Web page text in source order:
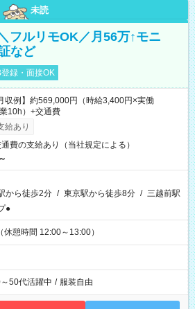
未読
フルリモOK／月56万↑モニ
など
録・面接OK
収例】約569,000円（時給3,400円×実働
10h）+交通費
給あり
費の支給あり（当社規定による）
から徒歩2分 / 東京駅から徒歩8分 / 三越前駅
●
憩時間 12:00～13:00）
50代活躍中 / 服装自由